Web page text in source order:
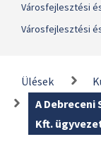
Városfejlesztési
Városfejlesztési
Ülések
A
Kft.